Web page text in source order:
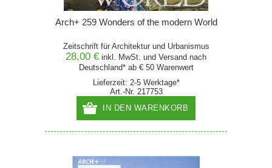
Arch+ 259 Wonders of the modern World
Zeitschrift für Architektur und Urbanismus
28,00 € inkl. MwSt. und Versand nach
Deutschland* ab € 50 Warenwert
Lieferzeit: 2-5 Werktage*
Art.-Nr. 217753
IN DEN WARENKORB